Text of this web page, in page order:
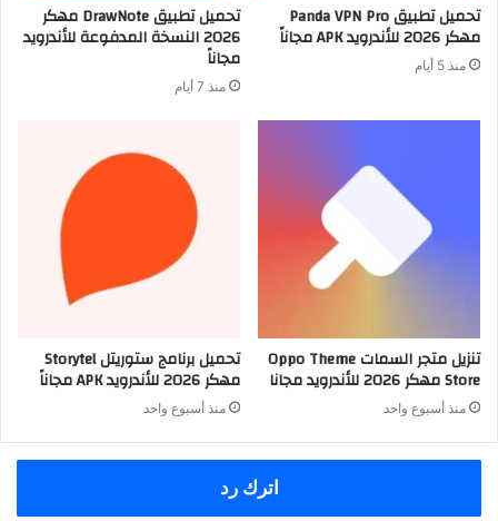
تحميل تطبيق Panda VPN Pro
مهكر 2026 للأندرويد APK مجاناً
منذ 5 أيام
تحميل تطبيق DrawNote مهكر
2026 النسخة المدفوعة للأندرويد
مجاناً
منذ 7 أيام
تنزيل متجر السمات Oppo Theme
Store مهكر 2026 للأندرويد مجانا
منذ أسبوع واحد
تحميل برنامج ستوريتل Storytel
مهكر 2026 للأندرويد APK مجاناً
منذ أسبوع واحد
اترك رد